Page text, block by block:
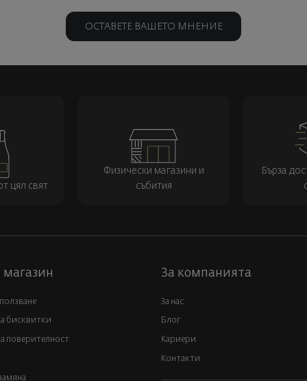
ОСТАВЕТЕ ВАШЕТО МНЕНИЕ
цял свят
Физически магазини и
събития
Бърза
бисквитки
поверителност
За компанията
За нас
Блог
Кариери
Контакти